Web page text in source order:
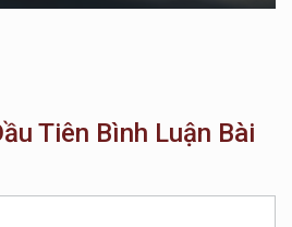
Tiên Bình Luận Bài